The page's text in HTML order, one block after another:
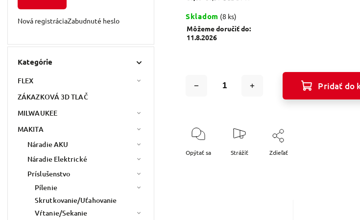
Nová registráciaZabudnuté heslo
Kategórie
FLEX
ZÁKAZKOVÁ 3D TLAČ
MILWAUKEE
MAKITA
Náradie AKU
Náradie Elektrické
Príslušenstvo
Pílenie
Skrutkovanie/Uťahovanie
Vŕtanie/Sekanie
Skladom (8 ks)
Môžeme doručiť do:
11.8.2026
Pridať do
Opýtať sa Strážiť Zdieľať